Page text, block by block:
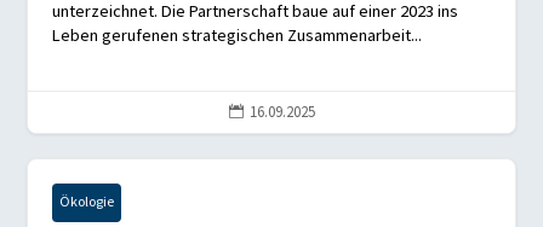
unterzeichnet. Die Partnerschaft baue auf einer 2023 ins
Leben gerufenen strategischen Zusammenarbeit...
 16.09.2025
Ökologie